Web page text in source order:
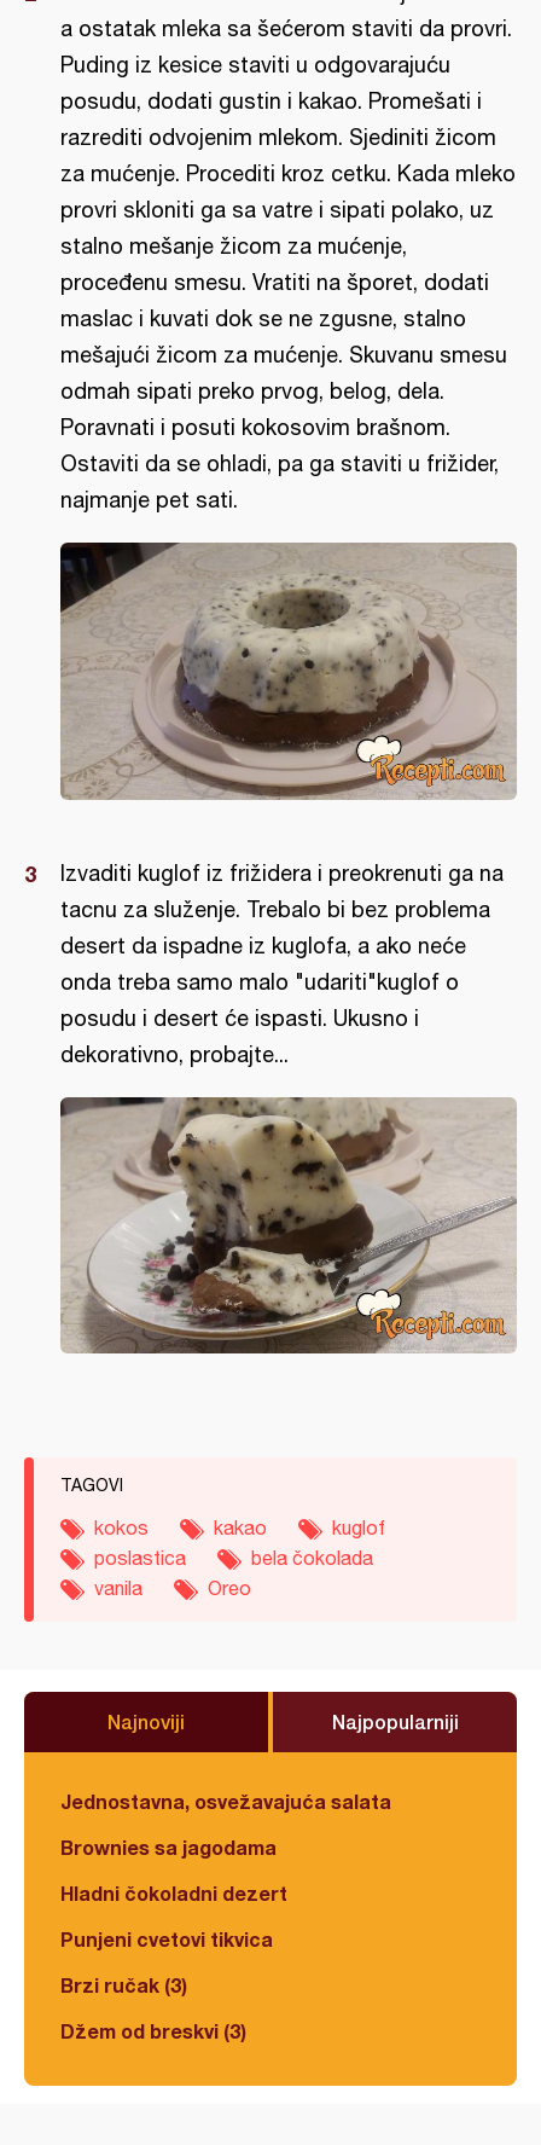
a ostatak mleka sa šećerom staviti da provri.
Puding iz kesice staviti u odgovarajuću
posudu, dodati gustin i kakao. Promešati i
razrediti odvojenim mlekom. Sjediniti žicom
za mućenje. Procediti kroz cetku. Kada mleko
provri skloniti ga sa vatre i sipati polako, uz
stalno mešanje žicom za mućenje,
proceđenu smesu. Vratiti na šporet, dodati
maslac i kuvati dok se ne zgusne, stalno
mešajući žicom za mućenje. Skuvanu smesu
odmah sipati preko prvog, belog, dela.
Poravnati i posuti kokosovim brašnom.
Ostaviti da se ohladi, pa ga staviti u frižider,
najmanje pet sati.
Izvaditi kuglof iz frižidera i preokrenuti ga na
tacnu za služenje. Trebalo bi bez problema
desert da ispadne iz kuglofa, a ako neće
onda treba samo malo "udariti"kuglof o
posudu i desert će ispasti. Ukusno i
dekorativno, probajte...
TAGOVI
kokos kakao
kuglof
poslastica
bela čokolada
vanila
Oreo
Najnoviji Najpopularniji
Jednostavna, osvežavajuća salata
Brownies sa jagodama
Hladni čokoladni dezert
Punjeni cvetovi tikvica
Brzi ručak (3)
Džem od breskvi (3)